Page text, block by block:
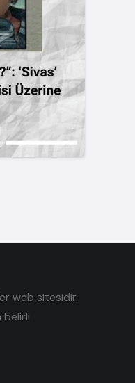
web sitesidir.
belirli